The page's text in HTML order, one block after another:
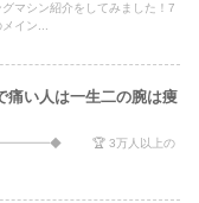
マシン紹介をしてみました！7
イン...
痛い人は一生二の腕は痩
🏆 3万人以上の